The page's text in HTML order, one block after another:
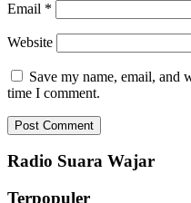
Email *
Website
Save my name, email, and
time I comment.
Radio Suara Wajar
Terpopuler